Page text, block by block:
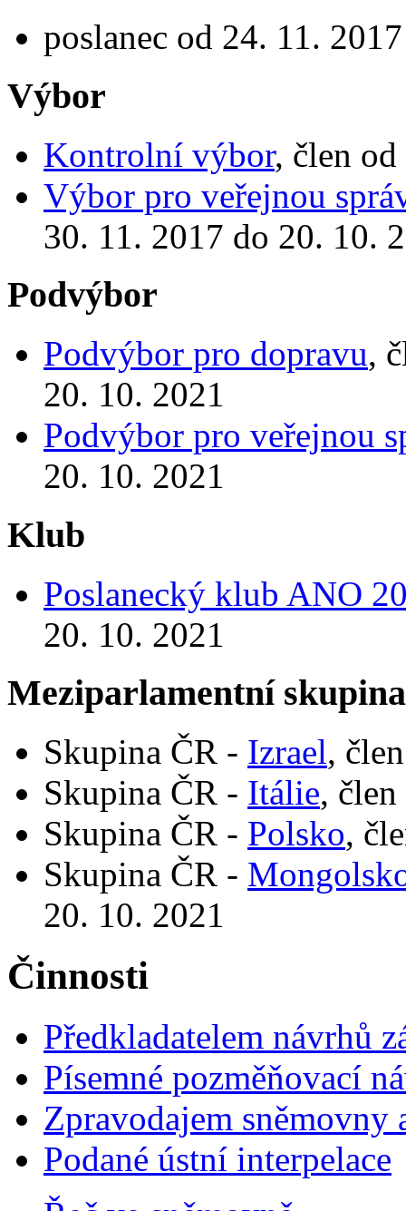
poslanec od 24. 11.
Výbor
Kontrolní výbor, člen
Výbor pro veřejnou
30. 11. 2017 do 20. 10.
Podvýbor
Podvýbor pro dopravu,
20. 10. 2021
Podvýbor pro veřejnou
20. 10. 2021
Klub
Poslanecký klub ANO
20. 10. 2021
Meziparlamentní
Skupina ČR - Izrael,
Skupina ČR - Itálie,
Skupina ČR - Polsko,
Skupina ČR -
20. 10. 2021
Činnosti
Předkladatelem návrhů
Písemné pozměňovací
Zpravodajem
Podané ústní interpelace